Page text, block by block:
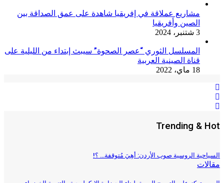
مشاريع عملاقة في إفريقيا شاهدة على عمق الصداقة بين
الصين وأفريقيا
3 شتنبر، 2024
المسلسل الثوري “عصر الصحوة” سيبث إبتداء من الليلية على
قناة الصينية العربية
18 ماي، 2022
Trending & Hot
السياحية الروسية صوب الأردن: أهِيَ مُتوقفة… ؟!
مقالات